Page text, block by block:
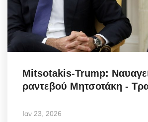
Mitsotakis-Trump:
ραντεβού Μητσοτάκη -
Ιαν 23, 2026